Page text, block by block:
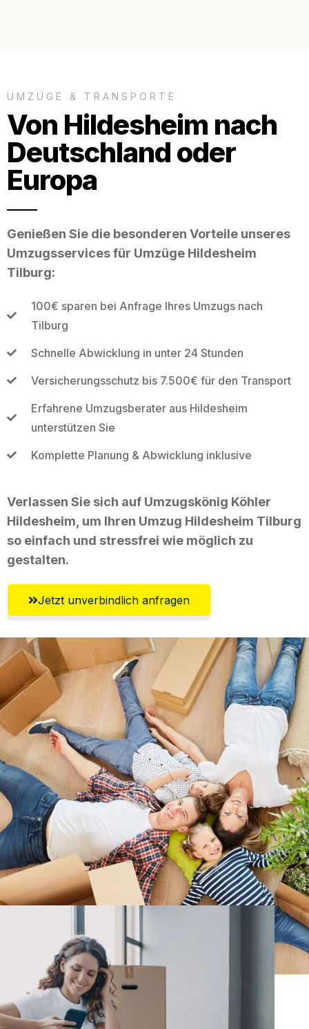
UMZÜGE & TRANSPORTE
Von Hildesheim nach
Deutschland oder
Europa
Genießen Sie die besonderen Vorteile unseres
Umzugsservices für Umzüge Hildesheim
Tilburg:
100€ sparen bei Anfrage Ihres Umzugs nach
Tilburg
Schnelle Abwicklung in unter 24 Stunden
Versicherungsschutz bis 7.500€ für den Transport
Erfahrene Umzugsberater aus Hildesheim
unterstützen Sie
Komplette Planung & Abwicklung inklusive
Verlassen Sie sich auf Umzugskönig Köhler
Hildesheim, um Ihren Umzug Hildesheim Tilburg
so einfach und stressfrei wie möglich zu
gestalten.
Jetzt unverbindlich anfragen